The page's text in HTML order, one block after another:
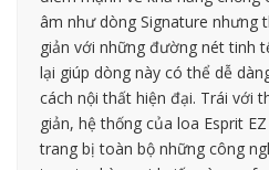
âm như dòng Signature nhưng
giản với những đường nét tinh
lại giúp dòng này có thể dễ
cách nội thất hiện đại. Trái với
giản, hệ thống của loa Esprit
trang bị toàn bộ những công